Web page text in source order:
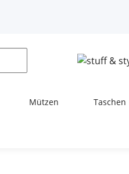
Mützen Taschen